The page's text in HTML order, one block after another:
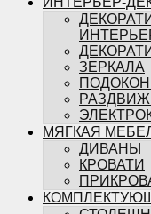
ЗЕРКАЛА
МЯГКАЯ
ДИВАНЫ
КРОВАТИ